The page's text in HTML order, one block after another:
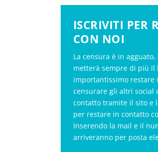
ISCRIVITI PER
CON NOI
La censura è in
metterà sempre di più il
importantissimo restare
censurare gli altri social
contatto tramite il sito e
per restare in contatto
Inserendo la mail e il
arriveranno per posta